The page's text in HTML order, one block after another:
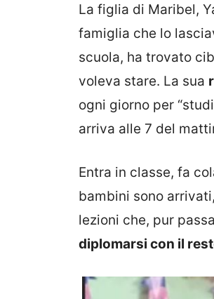
La figlia di Maribel,
famiglia che lo
scuola, ha trovato
voleva stare. La sua
ogni giorno per
arriva alle 7 del
Entra in classe, fa
bambini sono
lezioni che, pur
diplomarsi con il